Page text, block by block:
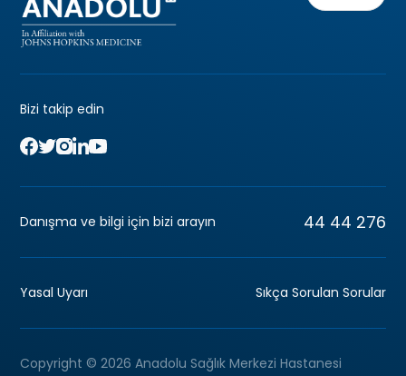
Bizi takip edin
Danışma ve bilgi için bizi arayın 44 44 276
Yasal Uyarı Sıkça Sorulan Sorular
Copyright © 2026 Anadolu Sağlık Merkezi Hastanesi